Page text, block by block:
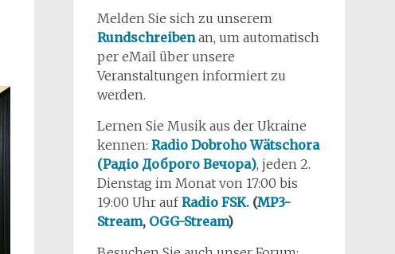
Melden Sie sich zu unserem
Rundschreibenan, um automatisch
per eMail über unsere
Veranstaltungen informiert zu
werden.
Lernen Sie Musik aus der Ukraine
kennen: Radio Dobroho Wätschora
(Радіо Доброго Вечора), jeden 2.
Dienstag im Monat von 17:00 bis
19:00 Uhr aufRadio FSK.(MP3-
Stream, OGG-Stream)